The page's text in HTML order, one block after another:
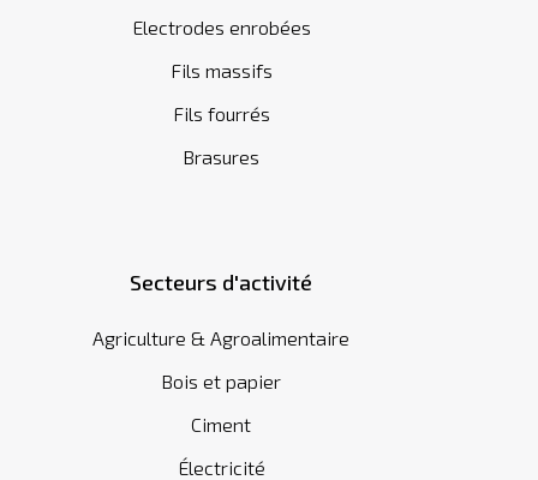
Electrodes enrobées
Fils massifs
Fils fourrés
Brasures
Secteurs d'activité
Agriculture & Agroalimentaire
Bois et papier
Ciment
Électricité